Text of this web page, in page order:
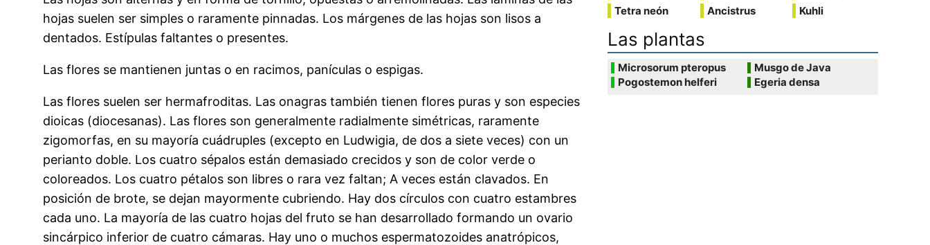
hojas suelen ser simples o raramente pinnadas. Los márgenes de las hojas son lisos a
dentados. Estípulas faltantes o presentes.
Las flores se mantienen juntas o en racimos, panículas o espigas.
Las flores suelen ser hermafroditas. Las onagras también tienen flores puras y son especies
dioicas (diocesanas). Las flores son generalmente radialmente simétricas, raramente
zigomorfas, en su mayoría cuádruples (excepto en Ludwigia, de dos a siete veces) con un
perianto doble. Los cuatro sépalos están demasiado crecidos y son de color verde o
coloreados. Los cuatro pétalos son libres o rara vez faltan; A veces están clavados. En
posición de brote, se dejan mayormente cubriendo. Hay dos círculos con cuatro estambres
cada uno. La mayoría de las cuatro hojas del fruto se han desarrollado formando un ovario
sincárpico inferior de cuatro cámaras. Hay uno o muchos espermatozoides anatrópicos,
Tetra neón
Ancistrus
Kuhli
Las plantas
Microsorum pteropus
Pogostemon helferi
Musgo de Java
Egeria densa